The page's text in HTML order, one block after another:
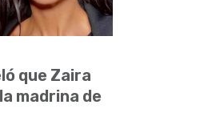
que Zaira
madrina de